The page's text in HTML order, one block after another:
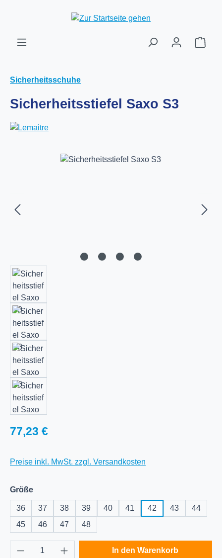
Zum Hauptinhalt springen
Sicherheitsschuhe
Sicherheitsstiefel Saxo S3
Bildergalerie überspringen
Regulärer Preis:
77,23 €
Preise inkl. MwSt. zzgl. Versandkosten
Größeauswählen
36 37 38 39 40 41 42 43
44
45
46 47 48
Produkt Anzahl: Gib den gewünschten
In den Warenkorb